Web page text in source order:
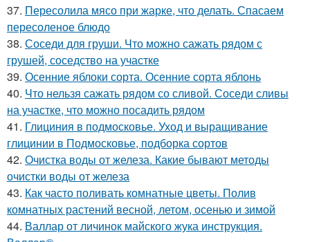
37. Пересолила мясо при жарке, что делать. Спасаем
пересоленое блюдо
38. Соседи для груши. Что можно сажать рядом с
грушей, соседство на участке
39. Осенние яблоки сорта. Осенние сорта яблонь
40. Что нельзя сажать рядом со сливой. Соседи сливы
на участке, что можно посадить рядом
41. Глициния в подмосковье. Уход и выращивание
глицинии в Подмосковье, подборка сортов
42. Очистка воды от железа. Какие бывают методы
очистки воды от железа
43. Как часто поливать комнатные цветы. Полив
комнатных растений весной, летом, осенью и зимой
44. Валлар от личинок майского жука инструкция.